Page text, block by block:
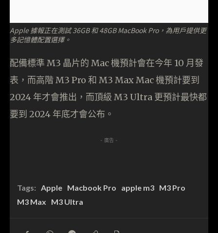
Apple 據報正在測試 36GB 和 48GB MacBook Pro，為用戶提供更
多記憶體配置選擇。
配備標準 M3 晶片的 Mac 機預計會在今年 10 月發
表，而高階 M3 Pro 和 M3 Max Mac 機預計要到
2024 年才會推出，而頂級 M3 Ultra 更預計最快都
要到 2024 年底才會公布。
- 廣告 -
Tags: Apple Macbook Pro apple m3 M3 Pro
M3 Max
M3 Ultra